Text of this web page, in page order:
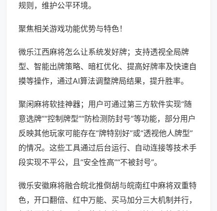
规则，维护公平环境。
聚焦相关游戏功能优势与特色！
微乐江西麻将怎么让系统发好牌；支持透视全局牌
型、智能出牌策略、暗杠优化、提高好牌率及快速自
摸等操作，通过AI算法调整牌局结果，提升胜率。
聚闲麻将软挂神器；用户可通过第三方软件实现“随
意选牌”“控制牌型”“防检测防封号”等功能，部分用户
反映其他玩家可能存在“牌特别好”或“透视他人牌型”
的情况。这些工具通过后台运行、自动连接等技术手
段实现不平公，且“安全性高”“不被封号”。
微乐安徽麻将融合皖北推倒胡与皖南红中麻将双重特
色，开口翻倍、红中万能、买马加分三大机制并行，